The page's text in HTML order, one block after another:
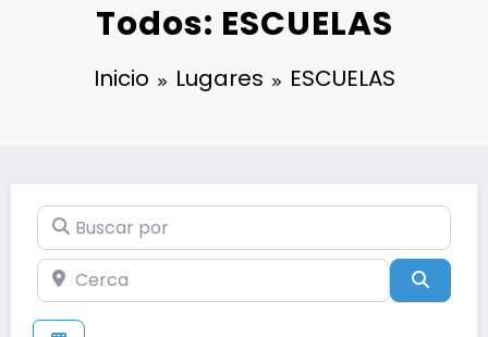
Todos: ESCUELAS
Inicio Lugares ESCUELAS
Buscar por
Cerca